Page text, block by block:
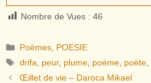
Nombre de Vues : 46
Catégories
Poèmes POESIE
Étiquettes
drifa peur, plume poème poète
Œillet de vie – Daroca Mikael